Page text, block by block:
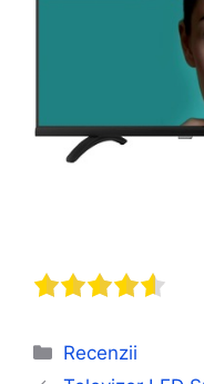
Categorii
Recenzii